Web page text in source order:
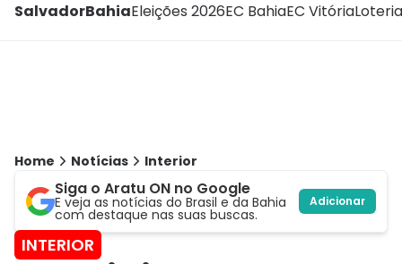
SalvadorBahiaEleições 2026EC BahiaEC Vitória
Home Notícias Interior
Siga o Aratu ON no Google
E veja as notícias do Brasil e da Bahia
com destaque nas suas buscas.
Adicionar
INTERIOR